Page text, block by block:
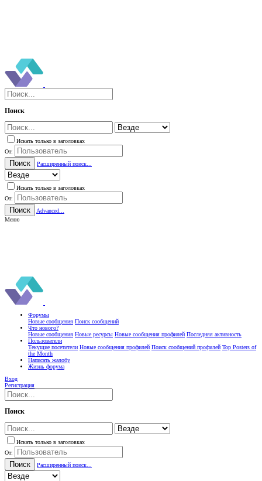
Поиск
Искать только в заголовках
От:
Поиск Расширенный поиск...
Искать только в заголовках
От:
Поиск
Advanced...
Меню
Форумы
Новые сообщения Поиск сообщений
Что нового?
Новые сообщения Новые ресурсы Новые сообщения профилей Последняя активность
Пользователи
Текущие посетители Новые сообщения профилей Поиск сообщений профилей Top Posters of
the Month
Написать жалобу
Жизнь форума
Вход
Регистрация
Поиск
Искать только в заголовках
От:
Поиск Расширенный поиск...